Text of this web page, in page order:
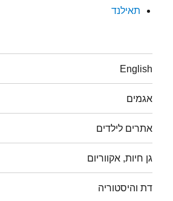
תאילנד
English
אגמים
אתרים לילדים
גן חיות, אקווריום
דת והיסטוריה